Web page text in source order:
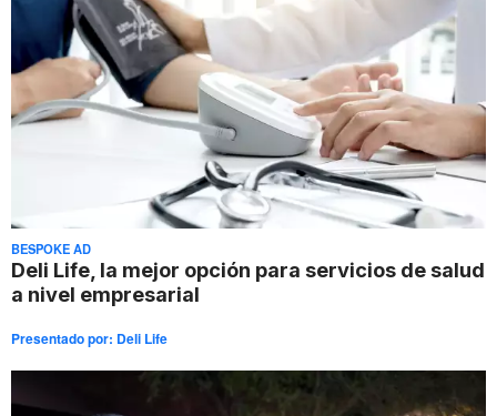
BESPOKE AD
Deli Life, la mejor opción para servicios de salud
a nivel empresarial
Presentado por: Deli Life